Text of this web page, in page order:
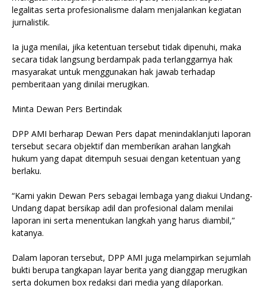
legalitas serta profesionalisme dalam menjalankan kegiatan
jurnalistik.
Ia juga menilai, jika ketentuan tersebut tidak dipenuhi, maka
secara tidak langsung berdampak pada terlanggarnya hak
masyarakat untuk menggunakan hak jawab terhadap
pemberitaan yang dinilai merugikan.
Minta Dewan Pers Bertindak
DPP AMI berharap Dewan Pers dapat menindaklanjuti laporan
tersebut secara objektif dan memberikan arahan langkah
hukum yang dapat ditempuh sesuai dengan ketentuan yang
berlaku.
“Kami yakin Dewan Pers sebagai lembaga yang diakui Undang-
Undang dapat bersikap adil dan profesional dalam menilai
laporan ini serta menentukan langkah yang harus diambil,”
katanya.
Dalam laporan tersebut, DPP AMI juga melampirkan sejumlah
bukti berupa tangkapan layar berita yang dianggap merugikan
serta dokumen box redaksi dari media yang dilaporkan.